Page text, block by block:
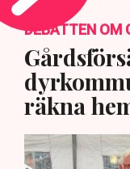
DEBATTEN OM
räkna